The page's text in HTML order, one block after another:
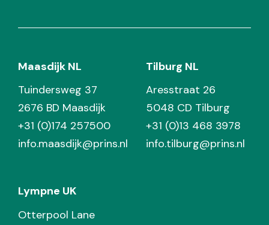
Maasdijk NL
Tuindersweg 37
2676 BD Maasdijk
+31 (0)174 257500
info.maasdijk@prins.nl
Tilburg NL
Aresstraat 26
5048 CD Tilburg
+31 (0)13 468 3978
info.tilburg@prins.nl
Lympne UK
Otterpool Lane